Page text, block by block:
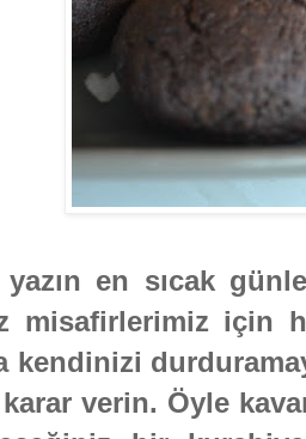
en sıcak
misafirlerimiz için
kendinizi
verin. Öyle